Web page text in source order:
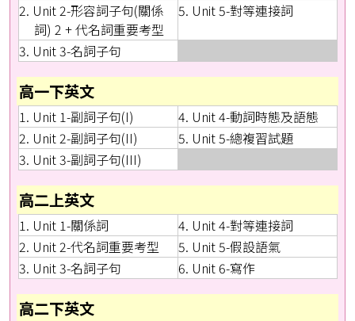
2. Unit 2-形容詞子句(關係
詞) 2 + 代名詞重要考型
5. Unit 5-對等連接詞
3. Unit 3-名詞子句
高一下英文
1. Unit 1-副詞子句(I)
4. Unit 4-動詞時態及語態
2. Unit 2-副詞子句(II)
5. Unit 5-總複習試題
3. Unit 3-副詞子句(III)
高二上英文
1. Unit 1-關係詞
4. Unit 4-對等連接詞
2. Unit 2-代名詞重要考型
5. Unit 5-假設語氣
3. Unit 3-名詞子句
6. Unit 6-寫作
高二下英文